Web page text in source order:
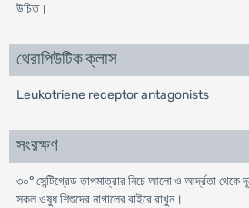
উচিত।
থেরাপিউটিক ক্লাস
Leukotriene receptor antagonists
সংরক্ষণ
৩০° সেন্টিগ্রেড তাপমাত্রার নিচে আলো ও আর্দ্রতা থেকে
সকল ওষুধ শিশুদের নাগালের বাইরে রাখুন।